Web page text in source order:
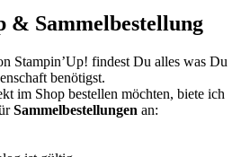
& Sammelbestellung
Stampin’Up! findest Du alles was Du
benötigst.
im Shop bestellen möchten, biete ich
Sammelbestellungen an: